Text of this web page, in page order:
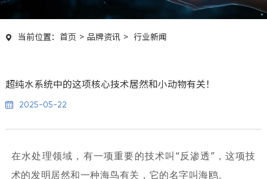
 当前位置： 首页 > 品牌资讯 > 行业新闻
超纯水系统中的这项核心技术居然和小动物有关！
 2025-05-22
在水处理领域，有一项重要的技术叫“反渗透”，这项技
术的发明居然和一种海鸟有关，它的名字叫海鸥。